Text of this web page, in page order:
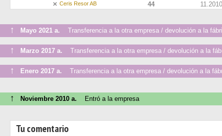
Ceris Resor AB 44 11.2010
↑ Mayo 2021 a. Transferencia a la otra empresa / devolución a la
↑ Marzo 2017 a. Transferencia a la otra empresa / devolución a la
↑ Enero 2017 a. Transferencia a la otra empresa / devolución a la
↑ Noviembre 2010 a. Entró a la empresa
Tu comentario